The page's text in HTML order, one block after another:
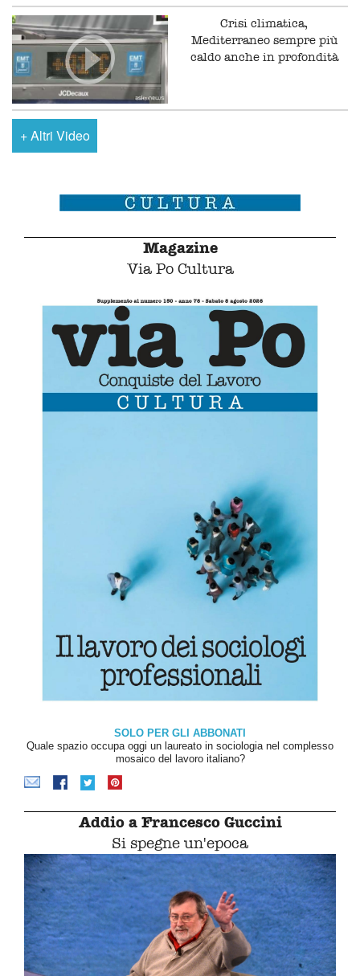
Crisi climatica,
Mediterraneo sempre più
caldo anche in profondità
+Altri Video
Magazine
Via Po Cultura
SOLO PER GLI ABBONATI
Quale spazio occupa oggi un laureato in sociologia nel complesso
mosaico del lavoro italiano?
Addio a Francesco Guccini
Si spegne un'epoca